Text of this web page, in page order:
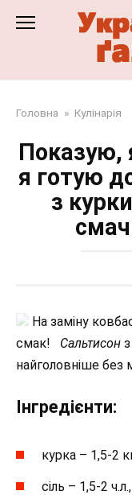
Головна » Кулінарія
Показую,
я готую
з
На заміну
смак!
Сальтисон
найголовніше без
Інгредієнти:
курка – 1,5-2
сіль – 1,5-2 ч.л.,